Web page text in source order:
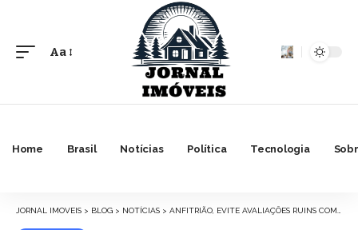
Font
Aa
Home Brasil Notícias Política Tecnologia
JORNAL IMOVEIS > BLOG > NOTÍCIAS > ANFITRIÃO, EVITE AVALIAÇÕES RUINS COM UMA GESTÃO EFICIENTE